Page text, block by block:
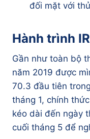
đối mặt với
Hành trình
Gần như toàn bộ
năm 2019 được
70.3 đầu tiên
tháng 1, chính
kéo dài đến ngày
cuối tháng 5 để